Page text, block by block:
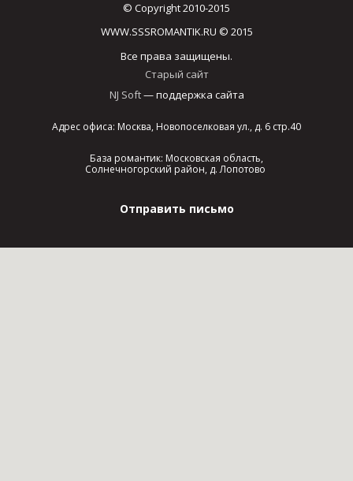
© Copyright 2010-2015
WWW.SSSROMANTIK.RU © 2015
Все права защищены.
Старый сайт
NJ Soft— поддержка сайта
Адрес офиса: Москва, Новопоселковая ул., д. 6 стр.40
База романтик: Московская область,
Солнечногорский район, д. Лопотово
Отправить письмо